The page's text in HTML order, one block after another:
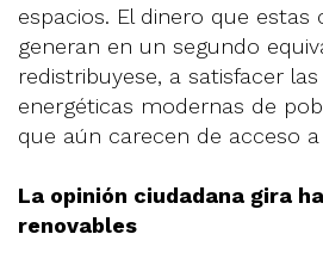
espacios. El dinero que estas
generan en un segundo
redistribuyese, a satisfacer
energéticas modernas de
que aún carecen de acceso
La opinión ciudadana gira
renovables